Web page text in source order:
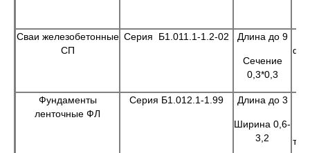
Сваи железобетонные
СП
Серия Б1.011.1-1.2-02 Длина до 9
Сечение
0,3*0,3
Фундаменты
ленточные ФЛ
Серия Б1.012.1-1.99 Длина до 3
Ширина 0,6-
3,2